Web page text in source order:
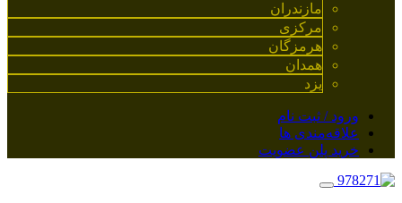
مازندران
مرکزی
هرمزگان
همدان
یزد
ورود / ثبت نام
علاقه‌مندی ها
خرید پلن عضویت